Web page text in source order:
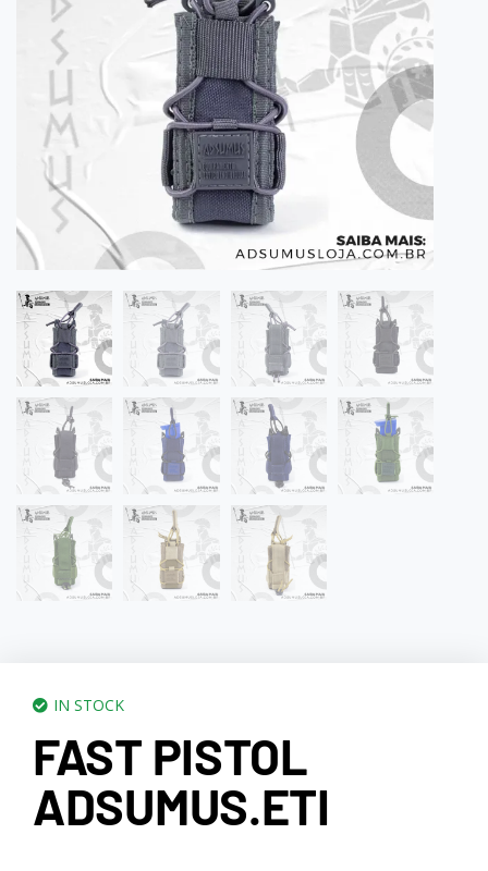
IN STOCK
FAST PISTOL
ADSUMUS.ETI